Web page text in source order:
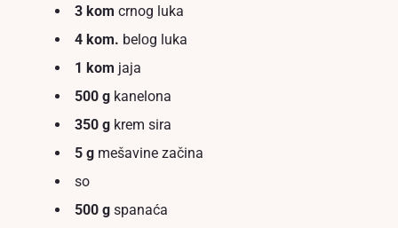
3 kom crnog luka
4 kom. belоg luka
1 kom jaja
500 gkanelona
350 gkrem sira
5 gmešavine začina
so
500 gspanaća